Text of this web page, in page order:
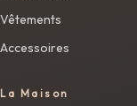
Vêtements
Accessoires
La Maison